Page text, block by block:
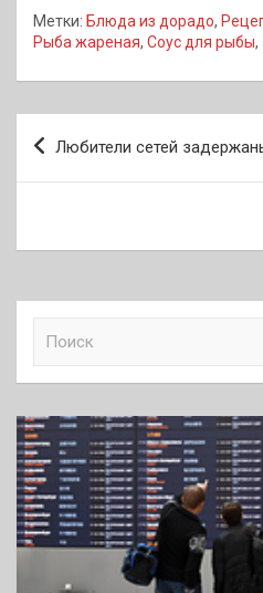
Метки: Блюда из дорадо,
Рыба жареная, Соус для рыбы,
Навигация
по
Любители сетей
к